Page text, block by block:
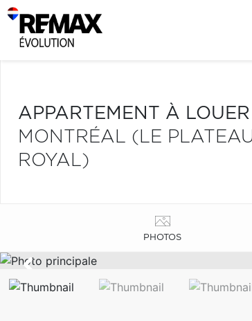
APPARTEMENT À LOUER
MONTRÉAL (LE
ROYAL)
PHOTOS